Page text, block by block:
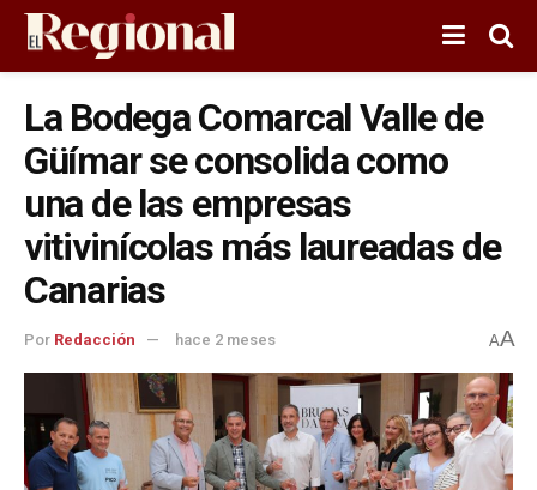
La Bodega Comarcal Valle de
Güímar se consolida como
una de las empresas
vitivinícolas más laureadas de
Canarias
Por Redacción hace 2 meses AA